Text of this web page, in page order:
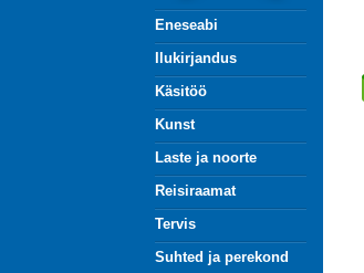
Eneseabi
Ilukirjandus
Käsitöö
Kunst
Laste ja noorte
Reisiraamat
Tervis
Suhted ja perekond